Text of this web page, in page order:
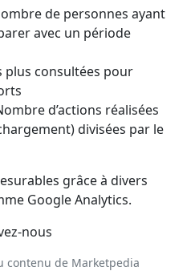
de personnes ayant
avec un période
plus consultées pour
d’actions réalisées
divisées par le
grâce à divers
Google Analytics.
nous
contenu de Marketpedia